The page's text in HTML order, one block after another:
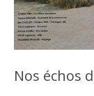
Nos échos